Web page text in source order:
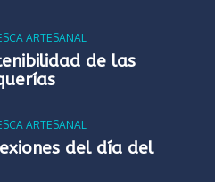
ARTESANAL
de las
ARTESANAL
del día del